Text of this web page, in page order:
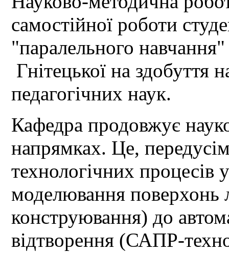
самостійної роботи
"паралельного
Гнітецької на здобуття
педагогічних наук.
Кафедра продовжує
напрямках. Це,
технологічних процесів
моделювання поверхонь
конструювання) до
відтворення (САПР-